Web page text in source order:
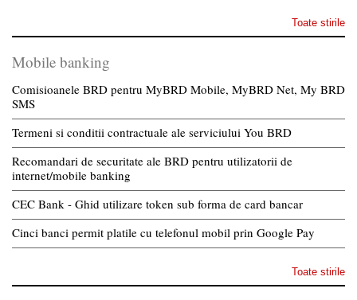
Toate stirile
Mobile banking
Comisioanele BRD pentru MyBRD Mobile, MyBRD Net, My BRD
SMS
Termeni si conditii contractuale ale serviciului You BRD
Recomandari de securitate ale BRD pentru utilizatorii de
internet/mobile banking
CEC Bank - Ghid utilizare token sub forma de card bancar
Cinci banci permit platile cu telefonul mobil prin Google Pay
Toate stirile